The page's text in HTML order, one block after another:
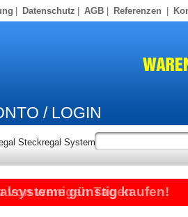
Datenschutz AGB Referenzen
/ LOGIN
Steckregal System
günstig kaufen!
von wenigen Tagen